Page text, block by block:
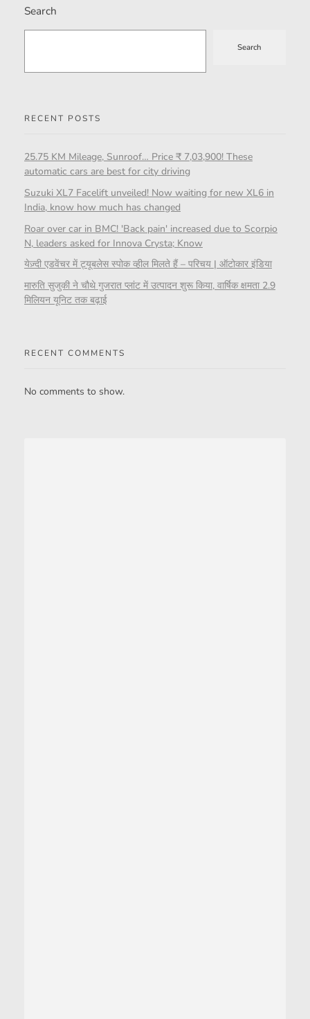
Search
Search
RECENT POSTS
25.75 KM Mileage, Sunroof… Price ₹ 7,03,900! These
automatic cars are best for city driving
Suzuki XL7 Facelift unveiled! Now waiting for new XL6 in
India, know how much has changed
Roar over car in BMC! 'Back pain' increased due to Scorpio
N, leaders asked for Innova Crysta; Know
येज़्दी एडवेंचर में ट्यूबलेस स्पोक व्हील मिलते हैं – परिचय | ऑटोकार इंडिया
मारुति सुजुकी ने चौथे गुजरात प्लांट में उत्पादन शुरू किया, वार्षिक क्षमता 2.9
मिलियन यूनिट तक बढ़ाई
RECENT COMMENTS
No comments to show.